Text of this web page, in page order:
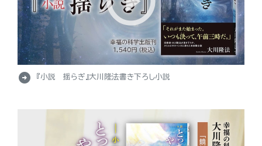
arrow_circle_right 『小説 揺らぎ』大川隆法書き下ろし小説